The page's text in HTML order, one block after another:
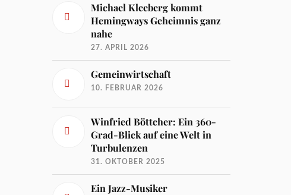
Michael Kleeberg kommt
Hemingways Geheimnis ganz
nahe
27. APRIL 2026
Gemeinwirtschaft
10. FEBRUAR 2026
Winfried Böttcher: Ein 360-
Grad-Blick auf eine Welt in
Turbulenzen
31. OKTOBER 2025
Ein Jazz-Musiker